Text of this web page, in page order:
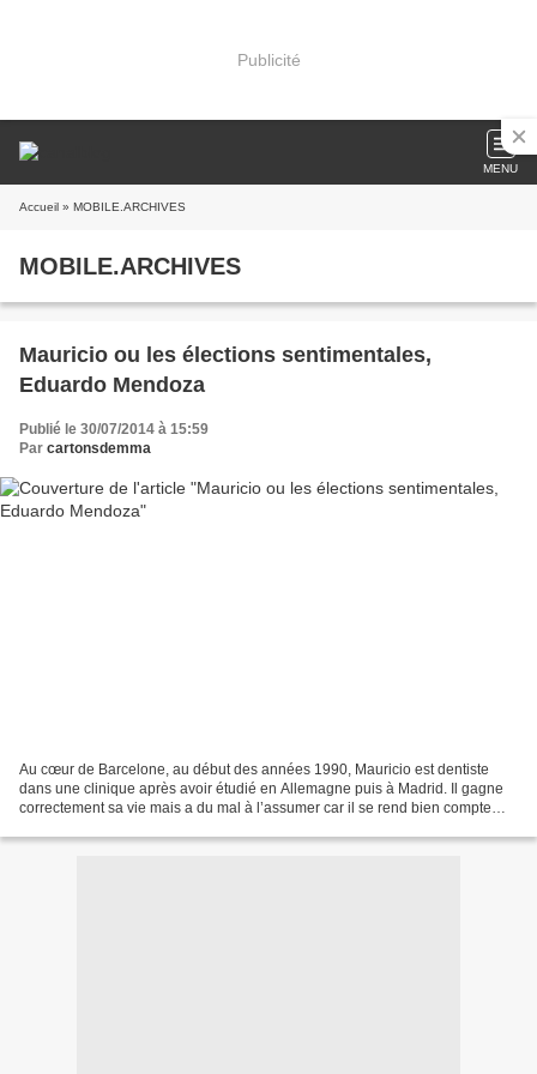
Publicité
MENU
Accueil » MOBILE.ARCHIVES
MOBILE.ARCHIVES
Mauricio ou les élections sentimentales,
Eduardo Mendoza
Publié le 30/07/2014 à 15:59
Par cartonsdemma
Au cœur de Barcelone, au début des années 1990, Mauricio est dentiste
dans une clinique après avoir étudié en Allemagne puis à Madrid. Il gagne
correctement sa vie mais a du mal à l’assumer car il se rend bien compte